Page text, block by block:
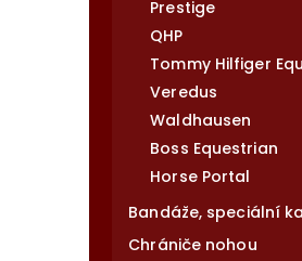
Prestige
QHP
Tommy Hilfiger
Veredus
Waldhausen
Boss Equestrian
Horse Portal
Bandáže, speciální
Chrániče nohou